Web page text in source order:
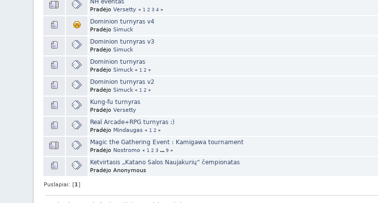
PradėjoVersetty « 1 2 3 4 »
Dominion turnyras v4
PradėjoSimuck
Dominion turnyras v3
PradėjoSimuck
Dominion turnyras
PradėjoSimuck « 1 2 »
Dominion turnyras v2
PradėjoSimuck « 1 2 »
Kung-fu turnyras
PradėjoVersetty
Real Arcade+RPG turnyras :)
Pradėjo Mindaugas « 1 2 »
Magic the Gathering Event : Kamigawa tournament
Pradėjo Nostromo « 1 2 3 ...9 »
Ketvirtasis „Katano Salos Naujakurių“ čempionatas
Pradėjo Anonymous
Puslapiai: [1 ]